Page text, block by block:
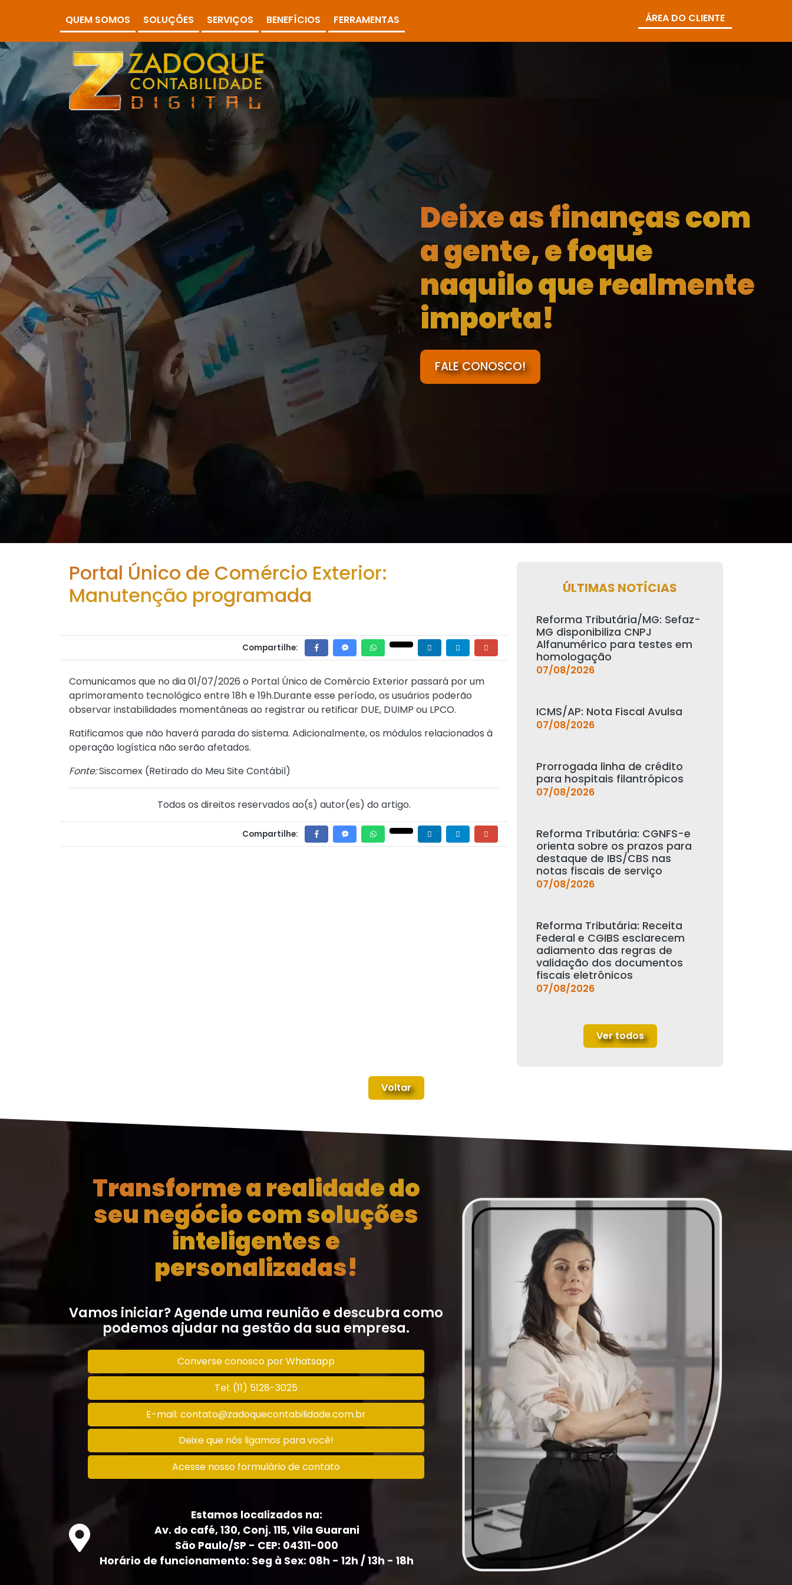
QUEM SOMOS SOLUÇÕES SERVIÇOS BENEFÍCIOS FERRAMENTAS ÁREA DO CLIENTE
Deixe as finanças com
a gente, e foque
naquilo que realmente
importa!
FALE CONOSCO!
Portal Único de Comércio Exterior:
Manutenção programada
Compartilhe:
Comunicamos que no dia 01/07/2026 o Portal Único de Comércio Exterior passará por um
aprimoramento tecnológico entre 18h e 19h.Durante esse período, os usuários poderão
observar instabilidades momentâneas ao registrar ou retificar DUE, DUIMP ou LPCO.
Ratificamos que não haverá parada do sistema. Adicionalmente, os módulos relacionados à
operação logística não serão afetados.
Fonte:Siscomex (Retirado do Meu Site Contábil)
Todos os direitos reservados ao(s) autor(es) do artigo.
Compartilhe:
ÚLTIMAS NOTÍCIAS
Reforma Tributária/MG: Sefaz-
MG disponibiliza CNPJ
Alfanumérico para testes em
homologação
07/08/2026
ICMS/AP: Nota Fiscal Avulsa
07/08/2026
Prorrogada linha de crédito
para hospitais filantrópicos
07/08/2026
Reforma Tributária: CGNFS-e
orienta sobre os prazos para
destaque de IBS/CBS nas
notas fiscais de serviço
07/08/2026
Reforma Tributária: Receita
Federal e CGIBS esclarecem
adiamento das regras de
validação dos documentos
fiscais eletrônicos
07/08/2026
Ver todos
Voltar
Transforme a realidade do
seu negócio com soluções
inteligentes e
personalizadas!
Vamos iniciar? Agende uma reunião e descubra como
podemos ajudar na gestão da sua empresa.
Converse conosco por Whatsapp
Tel: (11) 5128-3025
E-mail: contato@zadoquecontabilidade.com.br
Deixe que nós ligamos para você!
Acesse nosso formulário de contato
Estamos localizados na:
Av. do café, 130, Conj. 115, Vila Guarani
São Paulo/SP - CEP: 04311-000
Horário de funcionamento: Seg à Sex: 08h - 12h / 13h - 18h